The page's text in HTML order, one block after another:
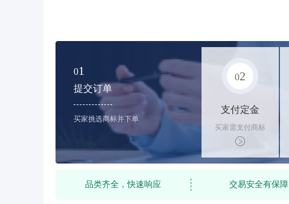
01
提交订单
买家挑选商标并下单
02
支付定金
买家需支付商标
标价的10%的购
买订金
品类齐全，快速响应 交易安全有保障